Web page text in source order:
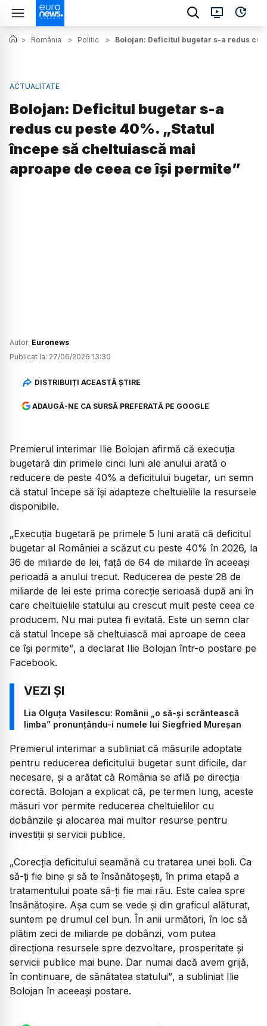
> România > Politic > Bolojan: Deficitul bugetar s-a redus cu
ACTUALITATE
Bolojan: Deficitul bugetar s-a
redus cu peste 40%. „Statul
începe să cheltuiască mai
aproape de ceea ce își permite”
Autor: Euronews
Publicat la: 27/06/2026 13:30
DISTRIBUIȚI ACEASTĂ ȘTIRE
ADAUGĂ-NE CA SURSĂ PREFERATĂ PE GOOGLE
Premierul interimar Ilie Bolojan afirmă că execuția
bugetară din primele cinci luni ale anului arată o
reducere de peste 40% a deficitului bugetar, un semn
că statul începe să își adapteze cheltuielile la resursele
disponibile.
„Execuția bugetară pe primele 5 luni arată că deficitul
bugetar al României a scăzut cu peste 40% în 2026, la
36 de miliarde de lei, față de 64 de miliarde în aceeași
perioadă a anului trecut. Reducerea de peste 28 de
miliarde de lei este prima corecție serioasă după ani în
care cheltuielile statului au crescut mult peste ceea ce
producem. Nu mai putea fi evitată. Este un semn clar
că statul începe să cheltuiască mai aproape de ceea
ce își permite”, a declarat Ilie Bolojan într-o postare pe
Facebook.
Lia Olguța Vasilescu: Românii „o să-și scrântească
limba” pronunțându-i numele lui Siegfried Mureșan
Premierul interimar a subliniat că măsurile adoptate
pentru reducerea deficitului bugetar sunt dificile, dar
necesare, și a arătat că România se află pe direcția
corectă. Bolojan a explicat că, pe termen lung, aceste
măsuri vor permite reducerea cheltuielilor cu
dobânzile și alocarea mai multor resurse pentru
investiții și servicii publice.
„Corecția deficitului seamănă cu tratarea unei boli. Ca
să-ți fie bine și să te însănătoșești, în prima etapă a
tratamentului poate să-ți fie mai rău. Este calea spre
însănătoșire. Așa cum se vede și din graficul alăturat,
suntem pe drumul cel bun. În anii următori, în loc să
plătim zeci de miliarde pe dobânzi, vom putea
direcționa resursele spre dezvoltare, prosperitate și
servicii publice mai bune. Dar numai dacă avem grijă,
în continuare, de sănătatea statului”, a subliniat Ilie
Bolojan în aceeași postare.